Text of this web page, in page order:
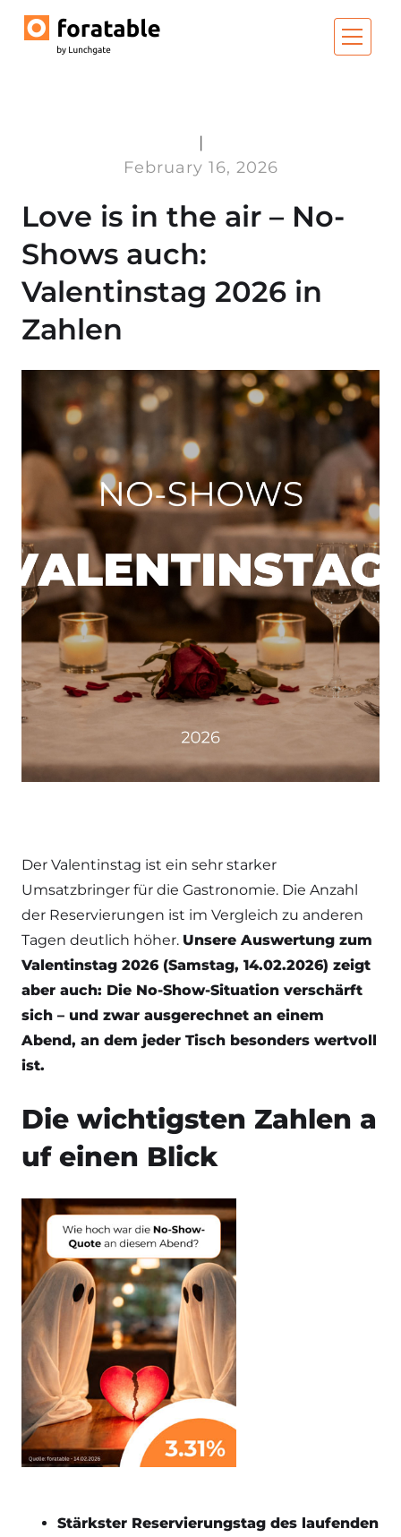
|
February 16, 2026
Love is in the air – No-
Shows auch:
Valentinstag 2026 in
Zahlen
Der Valentinstag ist ein sehr starker
Umsatzbringer für die Gastronomie. Die Anzahl
der Reservierungen ist im Vergleich zu anderen
Tagen deutlich höher. Unsere Auswertung zum
Valentinstag 2026 (Samstag, 14.02.2026) zeigt
aber auch: Die No-Show-Situation verschärft
sich – und zwar ausgerechnet an einem
Abend, an dem jeder Tisch besonders wertvoll
ist.
Die wichtigsten Zahlen a
uf einen Blick
Stärkster Reservierungstag des laufenden